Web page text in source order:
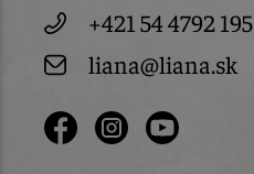
+421 54 4792 195
liana@liana.sk